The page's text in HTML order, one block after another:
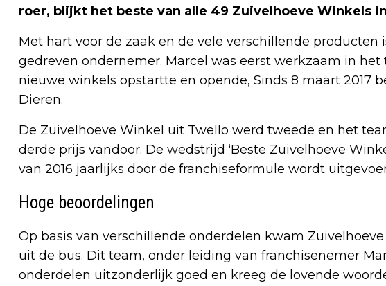
roer, blijkt het beste van alle 49 Zuivelhoeve Winkels
Met hart voor de zaak en de vele verschillende producten
gedreven ondernemer. Marcel was eerst werkzaam in
nieuwe winkels opstartte en opende, Sinds 8 maart 2017
Dieren.
De Zuivelhoeve Winkel uit Twello werd tweede en het
derde prijs vandoor. De wedstrijd ‘Beste Zuivelhoeve
van 2016 jaarlijks door de franchiseformule wordt
Hoge beoordelingen
Op basis van verschillende onderdelen kwam
uit de bus. Dit team, onder leiding van franchisenemer
onderdelen uitzonderlijk goed en kreeg de lovende